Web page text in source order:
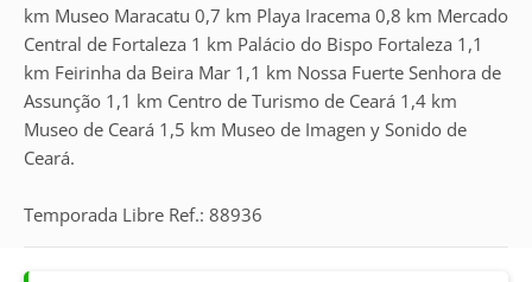
km Museo Maracatu 0,7 km Playa Iracema 0,8 km Mercado
Central de Fortaleza 1 km Palácio do Bispo Fortaleza 1,1
km Feirinha da Beira Mar 1,1 km Nossa Fuerte Senhora de
Assunção 1,1 km Centro de Turismo de Ceará 1,4 km
Museo de Ceará 1,5 km Museo de Imagen y Sonido de
Ceará.
Temporada Libre Ref.: 88936